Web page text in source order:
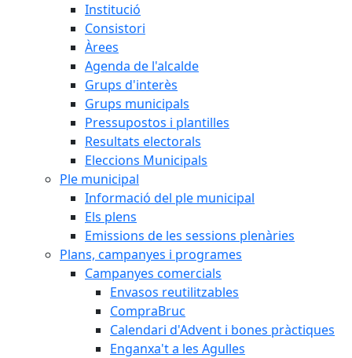
Institució
Consistori
Àrees
Agenda de l'alcalde
Grups d'interès
Grups municipals
Pressupostos i plantilles
Resultats electorals
Eleccions Municipals
Ple municipal
Informació del ple municipal
Els plens
Emissions de les sessions plenàries
Plans, campanyes i programes
Campanyes comercials
Envasos reutilitzables
CompraBruc
Calendari d'Advent i bones pràctiques
Enganxa't a les Agulles